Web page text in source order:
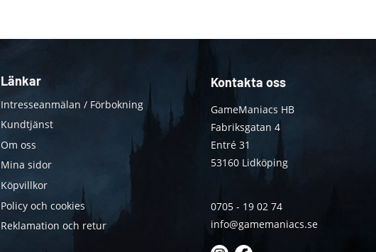
Länkar
Intresseanmälan / Förbokning
Kundtjänst
Om oss
Mina sidor
Köpvillkor
Policy och cookies
Reklamation och retur
Kontakta oss
GameManiacs HB
Fabriksgatan 4
Entré 31
53160 Lidköping
0705 - 19 02 74
info@gamemaniacs.se